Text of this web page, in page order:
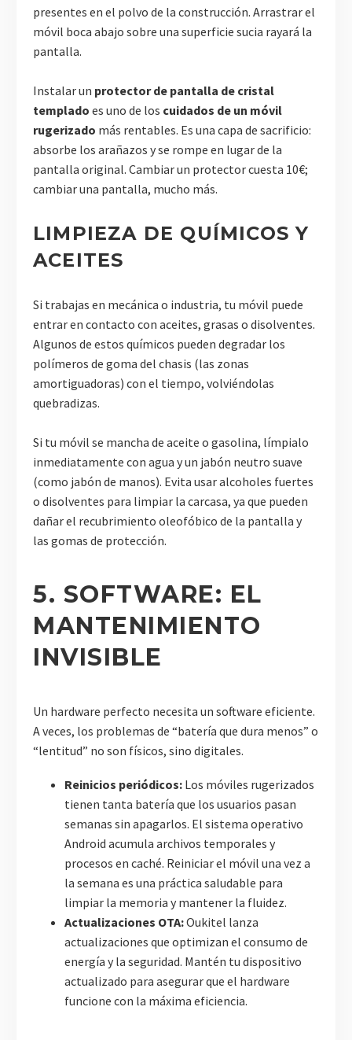
presentes en el polvo de la construcción. Arrastrar el
móvil boca abajo sobre una superficie sucia rayará la
pantalla.
Instalar un protector de pantalla de cristal
templado es uno de los cuidados de un móvil
rugerizado más rentables. Es una capa de sacrificio:
absorbe los arañazos y se rompe en lugar de la
pantalla original. Cambiar un protector cuesta 10€;
cambiar una pantalla, mucho más.
LIMPIEZA DE QUÍMICOS Y
ACEITES
Si trabajas en mecánica o industria, tu móvil puede
entrar en contacto con aceites, grasas o disolventes.
Algunos de estos químicos pueden degradar los
polímeros de goma del chasis (las zonas
amortiguadoras) con el tiempo, volviéndolas
quebradizas.
Si tu móvil se mancha de aceite o gasolina, límpialo
inmediatamente con agua y un jabón neutro suave
(como jabón de manos). Evita usar alcoholes fuertes
o disolventes para limpiar la carcasa, ya que pueden
dañar el recubrimiento oleofóbico de la pantalla y
las gomas de protección.
5. SOFTWARE: EL
MANTENIMIENTO
INVISIBLE
Un hardware perfecto necesita un software eficiente.
A veces, los problemas de “batería que dura menos” o
“lentitud” no son físicos, sino digitales.
Reinicios periódicos: Los móviles rugerizados
tienen tanta batería que los usuarios pasan
semanas sin apagarlos. El sistema operativo
Android acumula archivos temporales y
procesos en caché. Reiniciar el móvil una vez a
la semana es una práctica saludable para
limpiar la memoria y mantener la fluidez.
Actualizaciones OTA:Oukitel lanza
actualizaciones que optimizan el consumo de
energía y la seguridad. Mantén tu dispositivo
actualizado para asegurar que el hardware
funcione con la máxima eficiencia.